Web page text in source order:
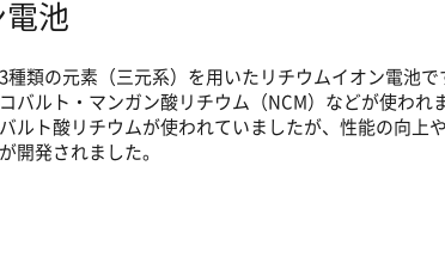
池
類の元素（三元系）を用いたリチウムイオン電池
バルト・マンガン酸リチウム（NCM）などが使われ
ルト酸リチウムが使われていましたが、性能の向上
開発されました。